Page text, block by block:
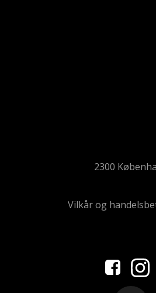
2300
Vilkår og